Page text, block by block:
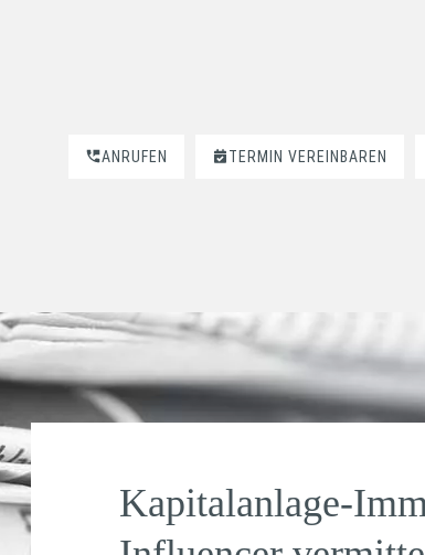
ANRUFEN TERMIN VEREINBAREN
Kapitalanlage-